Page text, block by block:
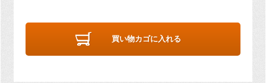
買い物カゴに入れる